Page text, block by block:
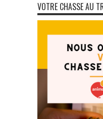
VOTRE CHASSE AU